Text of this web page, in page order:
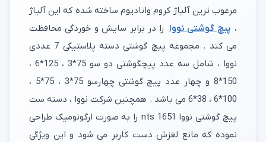
مرغوب ترین آلیاژ کروم وانادیوم ساخته شده که این آلیاژ
، پیچ گوشتی نووا را در برابر سایش و خوردگی محافظت
می کند . مجموعه پیچ گوشتی دسته پلاستیکی 7 عددی
نووا ، شامل سه عدد پیچگوشتی دو سو 75*3 ، 125*6 ،
150*8 و چهار عدد پیچ گوشتی چهارسو 75*3 ، 75*5 ،
100*6 ، 38*6 می باشد . همچنین شرکت نووا ، دسته ست
پیچ گوشتی نووا nts 1651 را به صورت ارگونومیک طراحی
نموده که مانع لغزش دست کاربر می شود و این ویژگی